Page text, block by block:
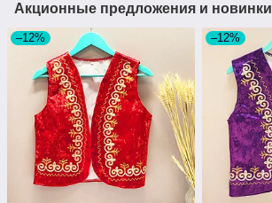
Акционные предложения и новинки
–12% –12%